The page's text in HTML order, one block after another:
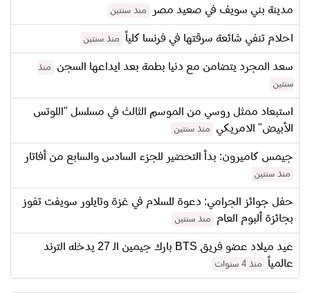
مدينة بني سويف في صعيد مصر
منذ سنتين
احلام تنفي شائعة سرقتها في فرنسا كلياً منذ سنتين
سعد المجرد يتضامن مع دنيا بطمة بعد ايداعها السجن
منذ
سنتين
استبعاد ممثل روسي من الموسم الثالث في مسلسل "اللوتس
الأبيض" الامريكي
منذ سنتين
جيمس كاميرون: بدأ التحضير للجزء السادس والسابع من أفاتار
منذ سنتين
حفل جوائز الجرامي: دعوة للسلام في غزة وتايلور سويفت تفوز
بجائزة ألبوم العام
منذ سنتين
عيد ميلاد عضو فريق BTS بارك جيمين الـ 27 يدخله الترند
عالمياً
منذ 4 سنوات